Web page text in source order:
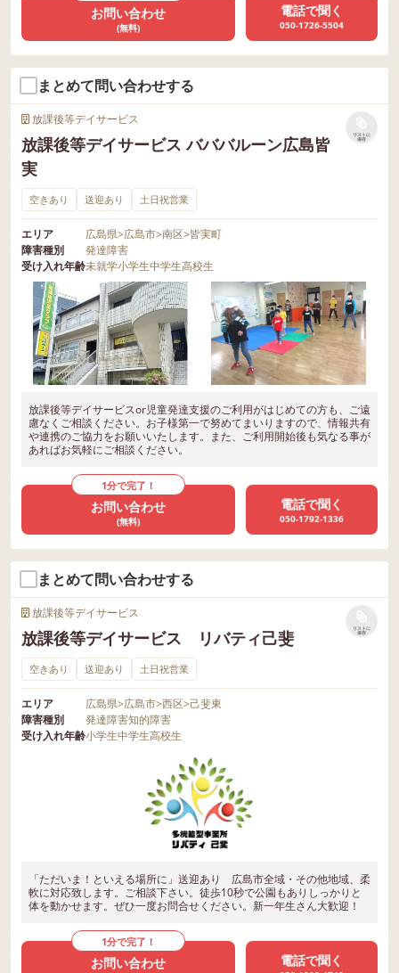
お問い合わせ
(無料)
電話で聞く
050-1726-5504
まとめて問い合わせする
放課後等デイサービス
放課後等デイサービス バババルーン広島皆
実
リストに
保存
空きあり 送迎あり 土日祝営業
エリア 広島県>広島市>南区>皆実町
障害種別
発達障害
受け入れ年齢未就学小学生中学生高校生
放課後等デイサービスor児童発達支援のご利用がはじめての方も、ご遠
慮なくご相談ください。お子様第一で努めてまいりますので、情報共有
や連携のご協力をお願いいたします。また、ご利用開始後も気なる事が
あればお気軽にご相談ください。
1分で完了！
お問い合わせ
(無料)
電話で聞く
050-1792-1336
まとめて問い合わせする
放課後等デイサービス
放課後等デイサービス リバティ己斐
リストに
保存
空きあり 送迎あり 土日祝営業
エリア 広島県>広島市>西区>己斐東
障害種別
発達障害知的障害
受け入れ年齢小学生中学生高校生
「ただいま！といえる場所に」送迎あり 広島市全域・その他地域、柔
軟に対応致します。ご相談下さい。徒歩10秒で公園もありしっかりと
体を動かせます。ぜひ一度お問合せください。新一年生さん大歓迎！
1分で完了！
お問い合わせ 電話で聞く